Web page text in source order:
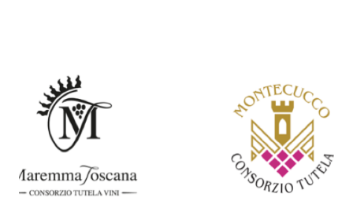
abbracciando invece i principi del Barocco: l'arte come
meraviglia, l'ostentazione della tecnica e la ricerca del
sorprendente. Marino visse in un'epoca di grandi
cambiamenti culturali e sociali, e la sua opera riflette questa
complessità. L'Adone è un poema epico-mitologico in 20
canti, composto da oltre 40.000 versi. Narra la storia